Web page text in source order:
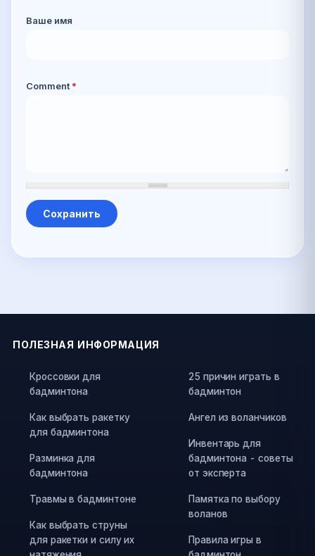
Ваше имя
Comment *
ПОЛЕЗНАЯ ИНФОРМАЦИЯ
Кроссовки для
бадминтона
Как выбрать ракетку
для бадминтона
Разминка для
бадминтона
Травмы в бадминтоне
Как выбрать струны
для ракетки и силу их
25 причин играть в
бадминтон
Ангел из воланчиков
Инвентарь для
бадминтона - советы
от эксперта
Памятка по выбору
воланов
Правила игры в